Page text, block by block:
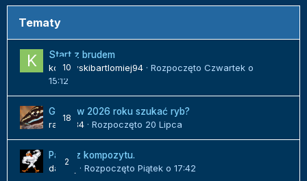
Tematy
10
Start z brudem
kozlowskibartlomiej94 · Rozpoczęto Czwartek o
15:12
18
Gdzie w 2026 roku szukać ryb?
radek84 · Rozpoczęto 20 Lipca
2
Panel z kompozytu.
danielj
· Rozpoczęto Piątek o 17:42